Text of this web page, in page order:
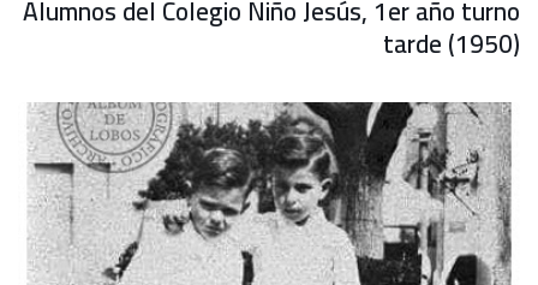
Alumnos del Colegio Niño Jesús, 1er año turno
tarde (1950)